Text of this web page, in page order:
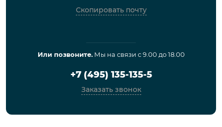
Скопировать почту
Или позвоните.Мы на связи с 9.00 до 18.00
+7 (495) 135-135-5
Заказать звонок